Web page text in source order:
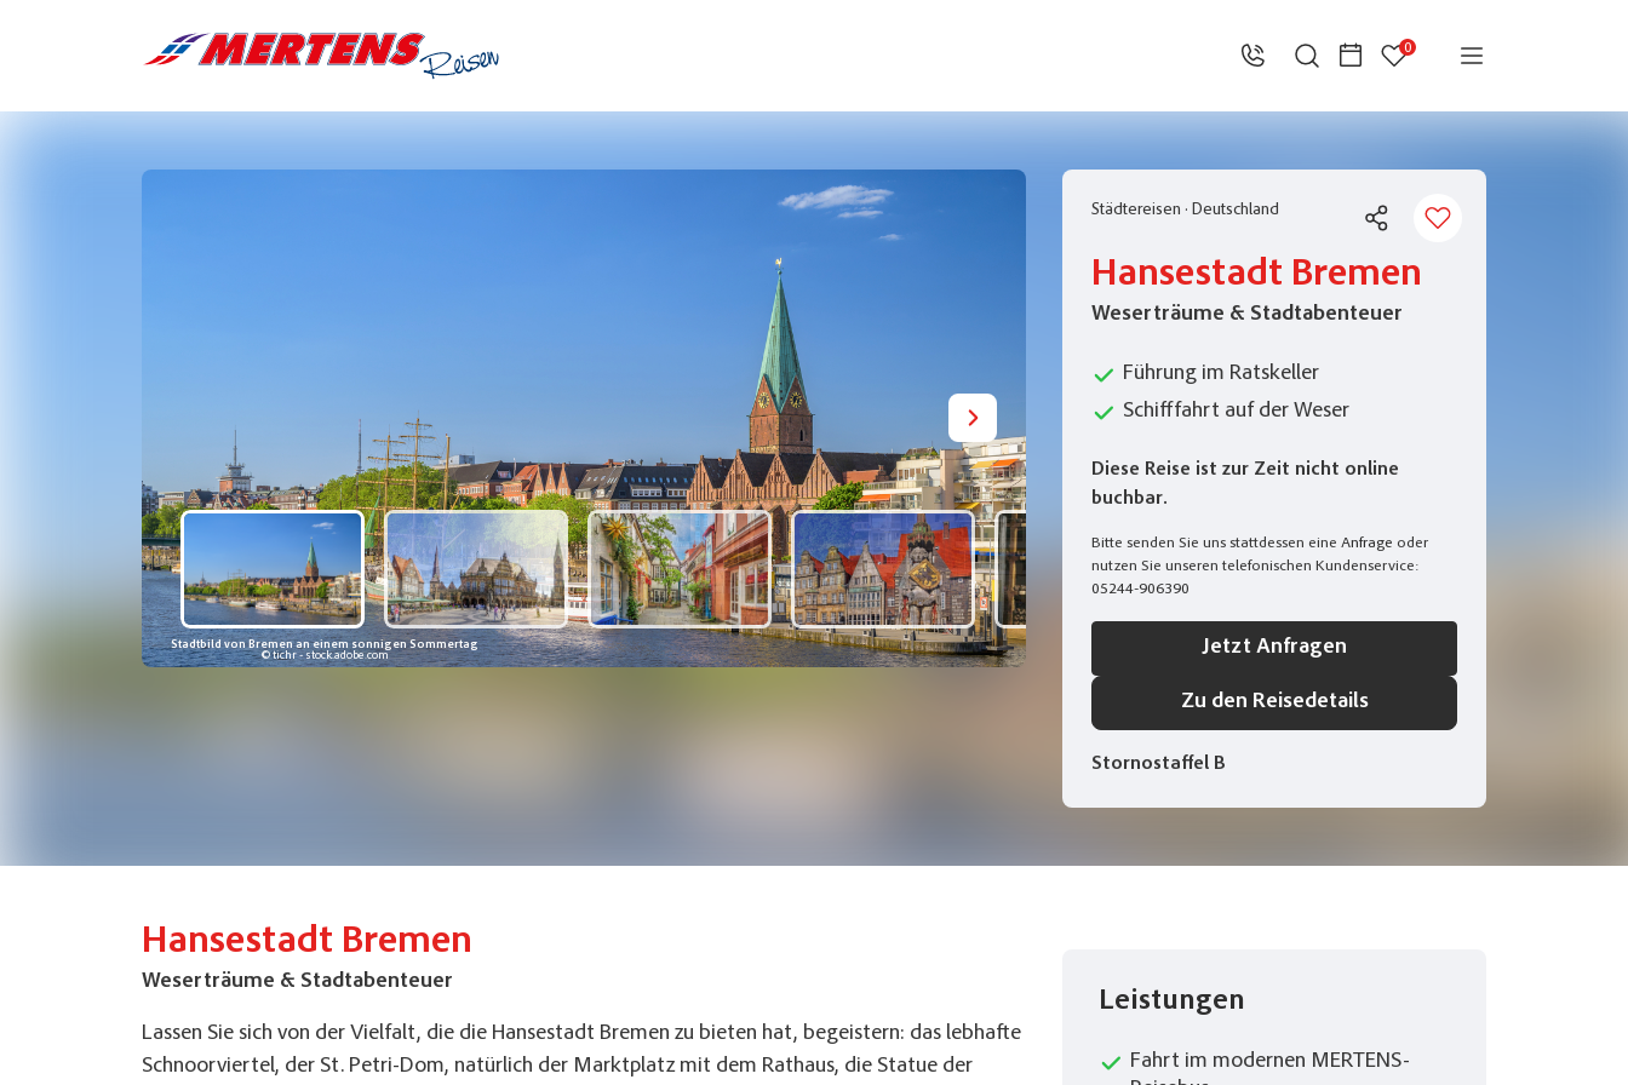
0
Stadtbild von Bremen an einem sonnigen Sommertag
© tichr - stock.adobe.com
©pure-life-pictures - stock.adobe.com
Städtereisen · Deutschland
Hansestadt Bremen
Weserträume & Stadtabenteuer
Führung im Ratskeller
Schifffahrt auf der Weser
Diese Reise ist zur Zeit nicht online
buchbar.
Bitte senden Sie uns stattdessen eine Anfrage oder
nutzen Sie unseren telefonischen Kundenservice:
05244-906390
Jetzt Anfragen
Zu den Reisedetails
Stornostaffel B
Hansestadt Bremen
Weserträume & Stadtabenteuer
Lassen Sie sich von der Vielfalt, die die Hansestadt Bremen zu bieten hat, begeistern: das lebhafte
Schnoorviertel, der St. Petri-Dom, natürlich der Marktplatz mit dem Rathaus, die Statue der
Leistungen
Fahrt im modernen MERTENS-